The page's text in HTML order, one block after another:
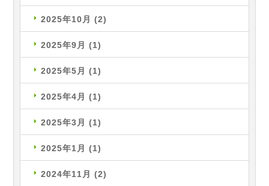
2025年10月 (2)
2025年9月 (1)
2025年5月 (1)
2025年4月 (1)
2025年3月 (1)
2025年1月 (1)
2024年11月 (2)